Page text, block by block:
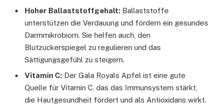
Hoher Ballaststoffgehalt: Ballaststoffe
unterstützen die Verdauung und fördern ein gesundes
Darmmikrobiom. Sie helfen auch, den
Blutzuckerspiegel zu regulieren und das
Sättigungsgefühl zu steigern.
Vitamin C: Der Gala Royals Apfel ist eine gute
Quelle für Vitamin C, das das Immunsystem stärkt,
die Hautgesundheit fördert und als Antioxidans wirkt.